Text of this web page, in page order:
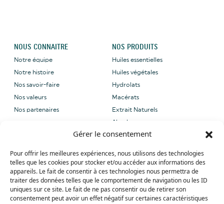
Gérer le consentement
Pour offrir les meilleures expériences, nous utilisons des technologies
telles que les cookies pour stocker et/ou accéder aux informations des
appareils. Le fait de consentir à ces technologies nous permettra de
traiter des données telles que le comportement de navigation ou les ID
uniques sur ce site. Le fait de ne pas consentir ou de retirer son
consentement peut avoir un effet négatif sur certaines caractéristiques
NOUS CONNAITRE
Notre équipe
Notre histoire
Nos savoir-faire
Nos valeurs
Nos partenaires
NOS PRODUITS
Huiles essentielles
Huiles végétales
Hydrolats
Macérats
Extrait Naturels
Absolues
provence.com
Tel: +33 (0) 4 90 27 09 40
Whatsapp: +33 (0) 4 90 27 09 40